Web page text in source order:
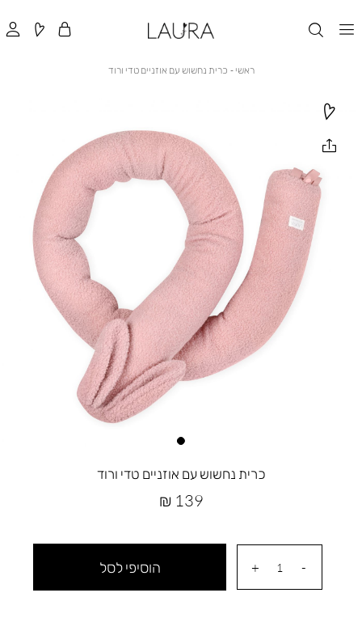
ראשי ראשי
כרית נחשוש עם אוזניים טדי ורודכרית
כרית נחשוש עם אוזניים טדי ורוד
מחיר
139 ₪
הוסיפי לסל